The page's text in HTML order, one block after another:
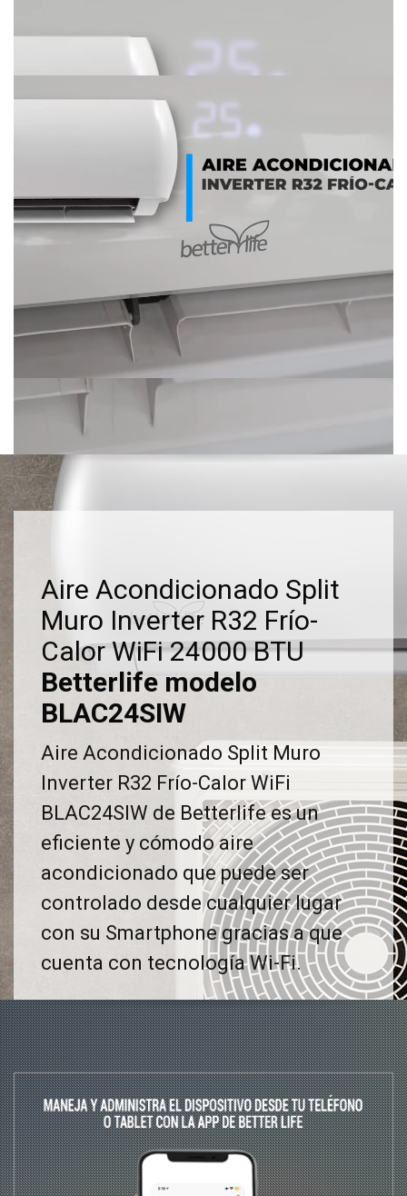
Aire Acondicionado Split
Muro Inverter R32 Frío-
Calor WiFi 24000 BTU
Betterlife modelo
BLAC24SIW
Aire Acondicionado Split Muro
Inverter R32 Frío-Calor WiFi
BLAC24SIW de Betterlife es un
eficiente y cómodo aire
acondicionado que puede ser
controlado desde cualquier lugar
con su Smartphone gracias a que
cuenta con tecnología Wi-Fi.